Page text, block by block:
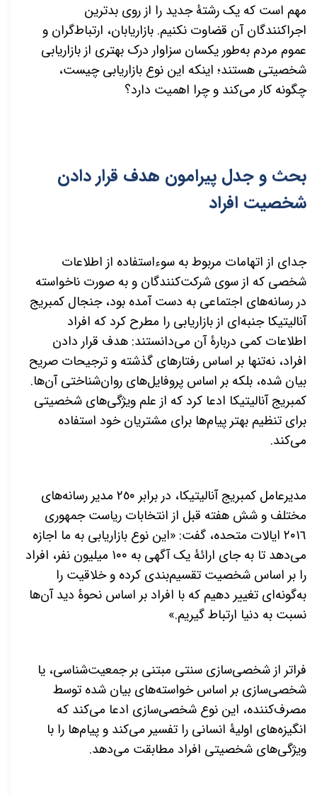
مهم است که یک رشتۀ جدید را از روی بدترین
اجراكنندگان آن قضاوت نکنیم. بازاریابان، ارتباطگران و
عموم مردم بهطور یکسان سزاوار درک بهتری از بازاریابی
شخصیتی هستند؛ اینکه این نوع بازاریابی چیست،
چگونه کار میکند و چرا اهمیت دارد؟
بحث و جدل پیرامون هدف قرار دادن
شخصیت افراد
جدای از اتهامات مربوط به سوءاستفاده از اطلاعات
شخصی که از سوی شرکتکنندگان و به صورت ناخواسته
در رسانههای اجتماعی به دست آمده بود، جنجال کمبریج
آنالیتیکا جنبهای از بازاریابی را مطرح کرد که افراد
اطلاعات کمی دربارۀ آن میدانستند: هدف قرار دادن
افراد، نهتنها بر اساس رفتارهای گذشته و ترجیحات صریح
بیان شده، بلکه بر اساس پروفایلهای روان‌شناختی آنها.
کمبریج آنالیتیکا ادعا کرد که از علم ویژگیهای شخصیتی
برای تنظیم بهتر پیامها برای مشتریان خود استفاده
میکند.
مدیرعامل کمبریج آنالیتیکا، در برابر ٢٥٠ مدیر رسانه
های
مختلف و شش هفته قبل از انتخابات ریاست جمهوری
٢٠١٦ ایالات متحده، گفت: «این نوع بازاریابی به ما اجازه
می
دهد تا به جای ارائۀ یک آگهی به ۱۰۰ میلیون نفر، افراد
را بر اساس شخصیت تقسیمبندی كرده و خلاقیت را
بهگونهای تغییر دهیم که با افراد بر اساس نحوۀ دید آنها
نسبت به دنیا ارتباط گیریم.»
فراتر از شخصیسازی سنتی مبتنی بر جمعیتشناسی، یا
شخصیسازی بر اساس خواستههای بیان شده توسط
مصرفکننده، این نوع شخصیسازی ادعا میکند که
انگیزههای اولیۀ انسانی را تفسیر میکند و پیامها را با
ویژگیهای شخصیتی افراد مطابقت میدهد.